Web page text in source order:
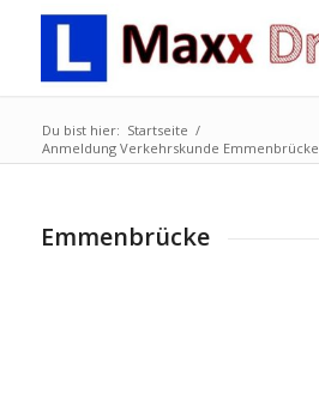
Du bist hier: Startseite /
Anmeldung Verkehrskunde Emmenbrücke
Emmenbrücke